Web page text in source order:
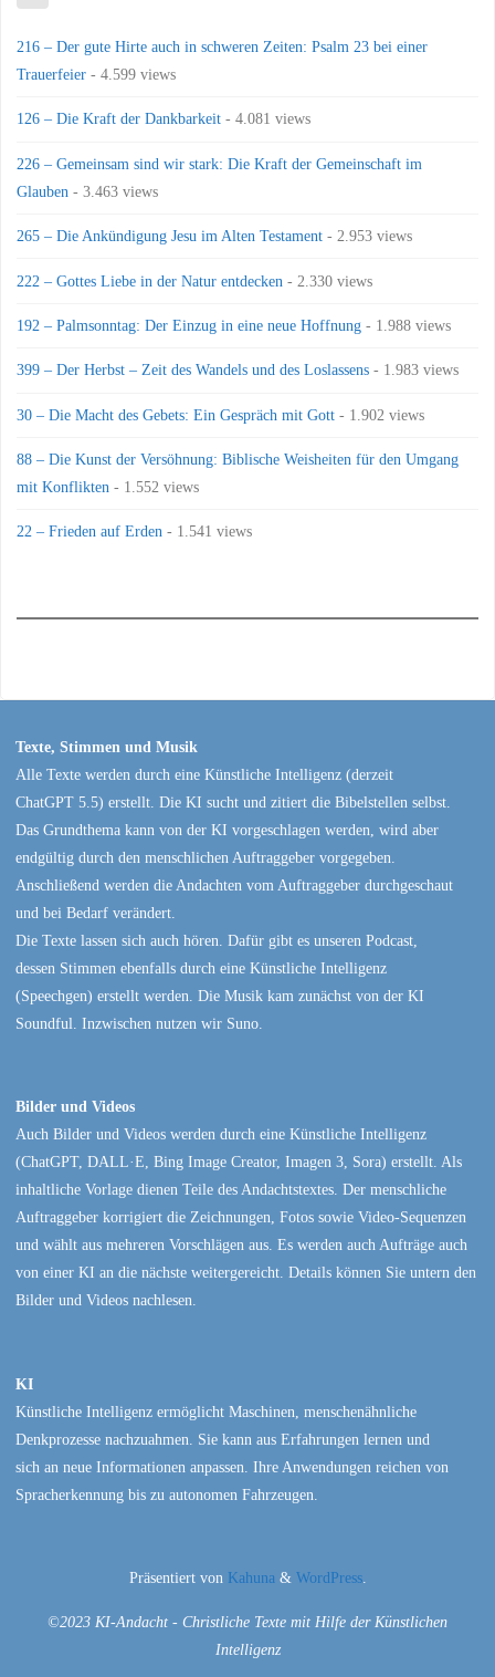
216 – Der gute Hirte auch in schweren Zeiten: Psalm 23 bei einer
Trauerfeier - 4.599 views
126 – Die Kraft der Dankbarkeit - 4.081 views
226 – Gemeinsam sind wir stark: Die Kraft der Gemeinschaft im
Glauben - 3.463 views
265 – Die Ankündigung Jesu im Alten Testament - 2.953 views
222 – Gottes Liebe in der Natur entdecken - 2.330 views
192 – Palmsonntag: Der Einzug in eine neue Hoffnung - 1.988 views
399 – Der Herbst – Zeit des Wandels und des Loslassens - 1.983 views
30 – Die Macht des Gebets: Ein Gespräch mit Gott - 1.902 views
88 – Die Kunst der Versöhnung: Biblische Weisheiten für den Umgang
mit Konflikten - 1.552 views
22 – Frieden auf Erden - 1.541 views
Texte, Stimmen und Musik
Alle Texte werden durch eine Künstliche Intelligenz (derzeit
ChatGPT 5.5) erstellt. Die KI sucht und zitiert die Bibelstellen selbst.
Das Grundthema kann von der KI vorgeschlagen werden, wird aber
endgültig durch den menschlichen Auftraggeber vorgegeben.
Anschließend werden die Andachten vom Auftraggeber durchgeschaut
und bei Bedarf verändert.
Die Texte lassen sich auch hören. Dafür gibt es unseren Podcast,
dessen Stimmen ebenfalls durch eine Künstliche Intelligenz
(Speechgen) erstellt werden. Die Musik kam zunächst von der KI
Soundful. Inzwischen nutzen wir Suno.
Bilder und Videos
Auch Bilder und Videos werden durch eine Künstliche Intelligenz
(ChatGPT, DALL·E, Bing Image Creator, Imagen 3, Sora) erstellt. Als
inhaltliche Vorlage dienen Teile des Andachtstextes. Der menschliche
Auftraggeber korrigiert die Zeichnungen, Fotos sowie Video-Sequenzen
und wählt aus mehreren Vorschlägen aus. Es werden auch Aufträge auch
von einer KI an die nächste weitergereicht. Details können Sie untern den
Bilder und Videos nachlesen.
KI
Künstliche Intelligenz ermöglicht Maschinen, menschenähnliche
Denkprozesse nachzuahmen. Sie kann aus Erfahrungen lernen und
sich an neue Informationen anpassen. Ihre Anwendungen reichen von
Spracherkennung bis zu autonomen Fahrzeugen.
Präsentiert von Kahuna & WordPress.
©2023 KI-Andacht - Christliche Texte mit Hilfe der Künstlichen
Intelligenz